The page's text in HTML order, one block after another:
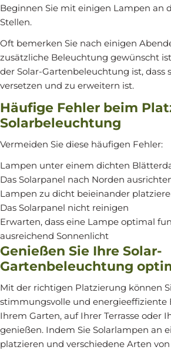
Beginnen Sie mit einigen Lampen an
Stellen.
Oft bemerken Sie nach einigen
zusätzliche Beleuchtung gewünscht
der Solar-Gartenbeleuchtung ist, dass
versetzen und zu erweitern ist.
Häufige Fehler beim
Solarbeleuchtung
Vermeiden Sie diese häufigen Fehler:
Lampen unter einem dichten
Das Solarpanel nach Norden
Lampen zu dicht beieinander
Das Solarpanel nicht reinigen
Erwarten, dass eine Lampe optimal
ausreichend Sonnenlicht
Genießen Sie Ihre Solar-
Gartenbeleuchtung
Mit der richtigen Platzierung können
stimmungsvolle und energieeffiziente
Ihrem Garten, auf Ihrer Terrasse oder
genießen. Indem Sie Solarlampen an
platzieren und verschiedene Arten